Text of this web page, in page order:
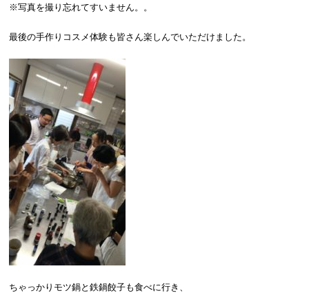
※写真を撮り忘れてすいません。。
最後の手作りコスメ体験も皆さん楽しんでいただけました。
ちゃっかりモツ鍋と鉄鍋餃子も食べに行き、